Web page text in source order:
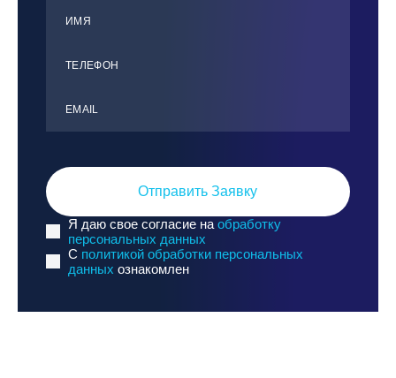
ИМЯ
ТЕЛЕФОН
ЕMАIL
Отправить Заявку
Я даю свое согласие на обработку
персональных данных
C политикой обработки персональных
данных ознакомлен